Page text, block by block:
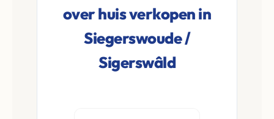
over huis verkopen in
Siegerswoude /
Sigerswâld